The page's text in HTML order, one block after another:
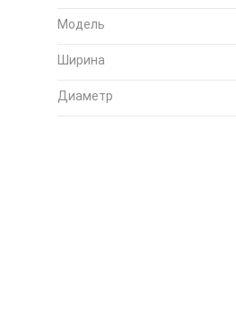
Модель
Ширина
Диаметр